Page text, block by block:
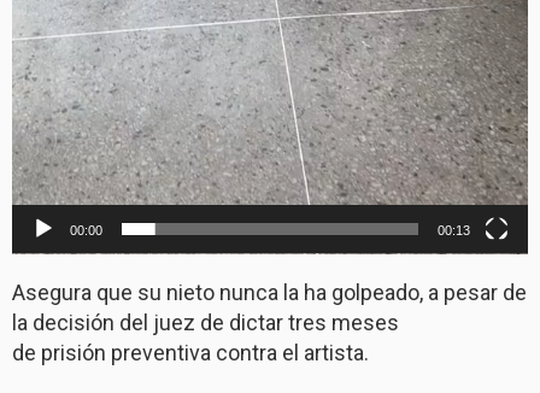
00:00 00:13
Asegura que su nieto nunca la ha golpeado, a pesar de
la decisión del juez de dictar tres meses
de prisión preventiva contra el artista.